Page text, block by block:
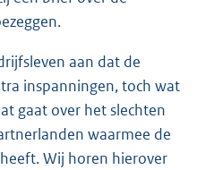
aan dat de
inspanningen, toch wat
gaat over het slechten
waarmee de
Wij horen hierover